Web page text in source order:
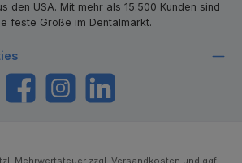
den USA. Mit mehr als 15.500 Kunden sind
feste Größe im Dentalmarkt.
https://www.facebook.com/dentalcontact
Instagram
Mehrwertsteuer zzgl. Versandkosten und ggf.